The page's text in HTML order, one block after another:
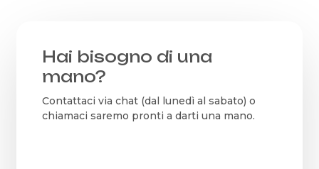
Hai bisogno di una
mano?
Contattaci via chat (dal lunedì al sabato) o
chiamaci saremo pronti a darti una mano.